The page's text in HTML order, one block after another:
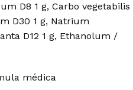
D8 1 g, Carbo vegetabilis
D30 1 g, Natrium
D12 1 g, Ethanolum /
médica